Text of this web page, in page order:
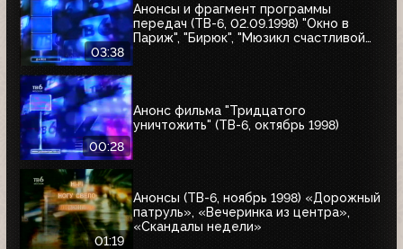
03:38
Анонсы и фрагмент программы
передач (ТВ-6, 02.09.1998) "Окно в
Париж", "Бирюк", "Мюзикл счастливой
00:28
Анонс фильма "Тридцатого
уничтожить" (ТВ-6, октябрь 1998)
01:19
Анонсы (ТВ-6, ноябрь 1998) «Дорожный
патруль», «Вечеринка из центра»,
«Скандалы недели»